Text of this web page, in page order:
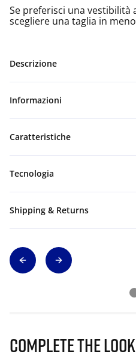
Se preferisci una vestibilità
scegliere una taglia in
Descrizione
Informazioni
Caratteristiche
Tecnologia
Shipping & Returns
Complete The Look